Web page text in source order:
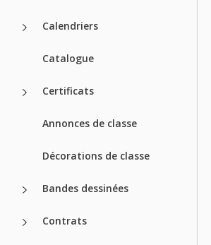
Calendriers
Catalogue
Certificats
Annonces de classe
Décorations de classe
Bandes dessinées
Contrats